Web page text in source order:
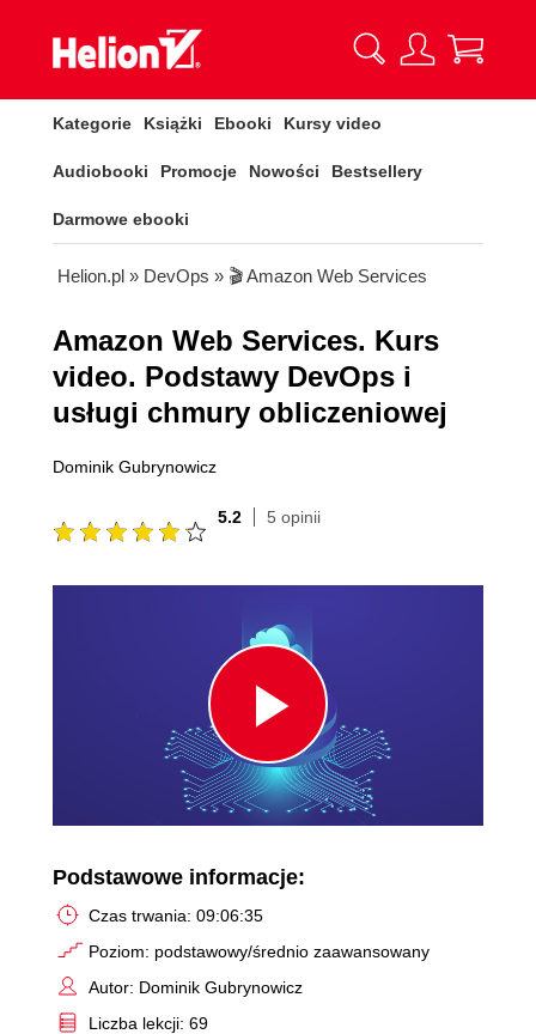
Kategorie Książki Ebooki Kursy video
Audiobooki Promocje Nowości Bestsellery
Darmowe ebooki
Helion.pl » DevOps » 🎬 Amazon Web Services
Amazon Web Services. Kurs
video. Podstawy DevOps i
usługi chmury obliczeniowej
Dominik Gubrynowicz
5.2 5 opinii
Play
Video
Podstawowe informacje:
Czas trwania: 09:06:35
Poziom: podstawowy/średnio zaawansowany
Autor: Dominik Gubrynowicz
Liczba lekcji: 69